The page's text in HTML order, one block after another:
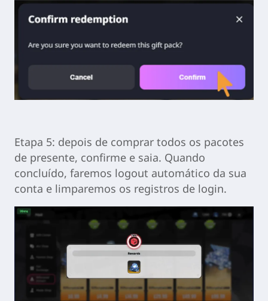
Etapa 5: depois de comprar todos os pacotes
de presente, confirme e saia. Quando
concluído, faremos logout automático da sua
conta e limparemos os registros de login.